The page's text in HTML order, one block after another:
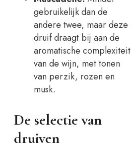
gebruikelijk dan de
andere twee, maar deze
druif draagt bij aan de
aromatische complexiteit
van de wijn, met tonen
van perzik, rozen en
musk.
De selectie van
druiven